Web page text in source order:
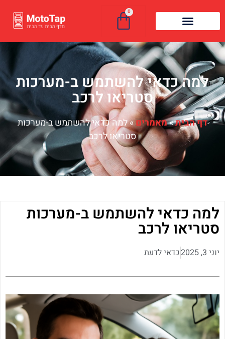
0
למה כדאי להשתמש ב-מערכות
סטריאו לרכב
דף הבית»מאמרים»למה כדאי להשתמש ב-מערכות
סטריאו לרכב
למה כדאי להשתמש ב-מערכות
סטריאו לרכב
יוני 3, 2025 כדאי לדעת